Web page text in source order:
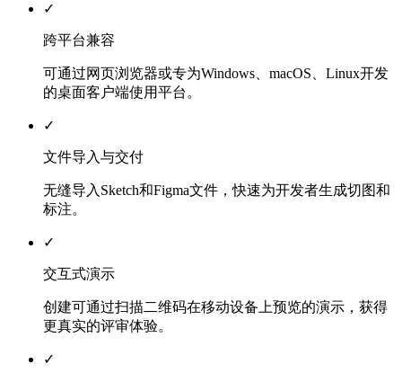
✓
跨平台兼容
可通过网页浏览器或专为Windows、macOS、Linux开发
的桌面客户端使用平台。
✓
文件导入与交付
无缝导入Sketch和Figma文件，快速为开发者生成切图和
标注。
✓
交互式演示
创建可通过扫描二维码在移动设备上预览的演示，获得
更真实的评审体验。
✓